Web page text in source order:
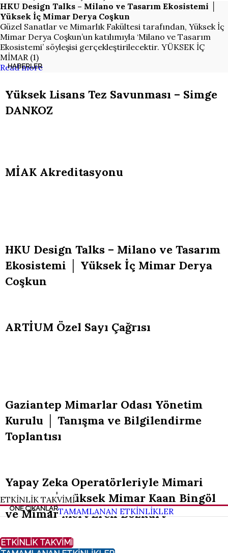
HKU Design Talks – Milano ve Tasarım Ekosistemi │
Yüksek İç Mimar Derya Coşkun
Güzel Sanatlar ve Mimarlık Fakültesi tarafından, Yüksek İç
Mimar Derya Coşkun’un katılımıyla ‘Milano ve Tasarım
Ekosistemi’ söyleşisi gerçekleştirilecektir. YÜKSEK İÇ
MİMAR (1)
Read more
HABERLER
ÖNE ÇIKANLAR
ETKİNLİK TAKVİMİ
TAMAMLANAN ETKİNLİKLER
ETKİNLİK TAKVİMİ